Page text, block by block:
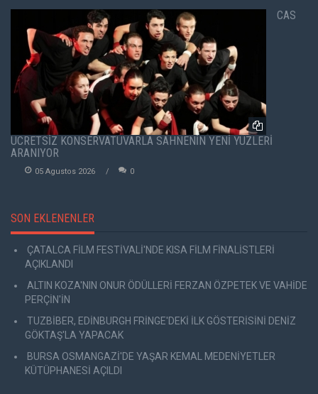
CAS
ÜCRETSİZ KONSERVATUVARLA SAHNENİN YENİ YÜZLERİ
ARANIYOR
05 Agustos 2026 0
SON EKLENENLER
ÇATALCA FİLM FESTİVALİ'NDE KISA FİLM FİNALİSTLERİ
AÇIKLANDI
ALTIN KOZA'NIN ONUR ÖDÜLLERİ FERZAN ÖZPETEK VE VAHİDE
PERÇİN'İN
TUZBİBER, EDİNBURGH FRİNGE'DEKİ İLK GÖSTERİSİNİ DENİZ
GÖKTAŞ'LA YAPACAK
BURSA OSMANGAZİ'DE YAŞAR KEMAL MEDENİYETLER
KÜTÜPHANESİ AÇILDI